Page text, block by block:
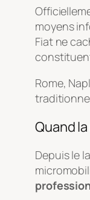
moyens
Fiat ne
Rome,
Quand
Depuis le